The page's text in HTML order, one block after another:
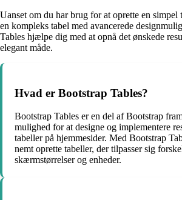
Uanset om du har brug for at oprette en simpel
en kompleks tabel med avancerede
Tables hjælpe dig med at opnå det ønskede
elegant måde.
Hvad er Bootstrap Tables?
Bootstrap Tables er en del af Bootstrap
mulighed for at designe og implementere
tabeller på hjemmesider. Med Bootstrap
nemt oprette tabeller, der tilpasser sig
skærmstørrelser og enheder.